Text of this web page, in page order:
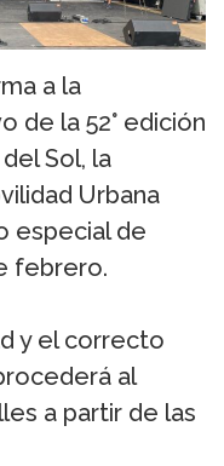
a la
de la 52° edición
Sol, la
Urbana
especial de
febrero.
y el correcto
al
a partir de las